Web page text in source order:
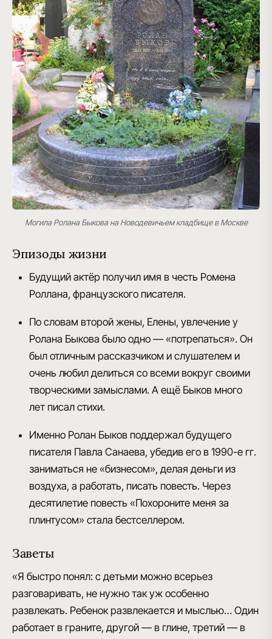
Могила Ролана Быкова на Новодевичьем кладбище в Москве
Эпизоды жизни
Будущий актёр получил имя в честь Ромена
Роллана, французского писателя.
По словам второй жены, Елены, увлечение у
Ролана Быкова было одно — «потрепаться». Он
был отличным рассказчиком и слушателем и
очень любил делиться со всеми вокруг своими
творческими замыслами. А ещё Быков много
лет писал стихи.
Именно Ролан Быков поддержал будущего
писателя Павла Санаева, убедив его в 1990-е гг.
заниматься не «бизнесом», делая деньги из
воздуха, а работать, писать повесть. Через
десятилетие повесть «Похороните меня за
плинтусом» стала бестселлером.
Заветы
«Я быстро понял: с детьми можно всерьез
разговаривать, не нужно так уж особенно
развлекать. Ребенок развлекается и мыслью… Один
работает в граните, другой — в глине, третий — в